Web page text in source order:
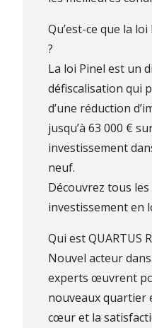
Qu’est-ce que la
?
La loi Pinel est un
défiscalisation qui
d’une réduction
jusqu’à 63 000 €
investissement
neuf.
Découvrez tous les
investissement en
Qui est QUARTUS
Nouvel acteur
experts œuvrent
nouveaux quartier
cœur et la